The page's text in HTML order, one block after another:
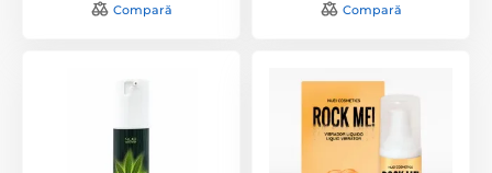
Compară Compară